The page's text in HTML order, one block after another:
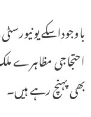
باوجوداسکے
احتجاجی مظاہرے
بھی پہنچ رہے ہیں۔